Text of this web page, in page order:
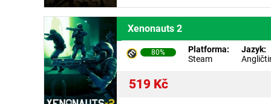
Xenonauts 2
80%
Platforma:
Steam
Jazyk:
519 Kč